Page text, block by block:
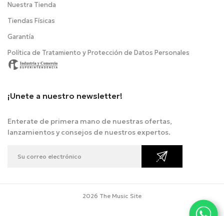
Nuestra Tienda
Tiendas Físicas
Garantía
Política de Tratamiento y Protección de Datos Personales
¡Unete a nuestro newsletter!
Enterate de primera mano de nuestras ofertas,
lanzamientos y consejos de nuestros expertos.
2026 The Music Site